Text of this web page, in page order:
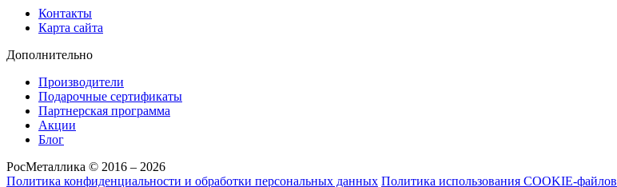
Контакты
Карта сайта
Дополнительно
Производители
Подарочные сертификаты
Партнерская программа
Акции
Блог
РосМеталлика © 2016 – 2026
Политика конфиденциальности и обработки персональных данных Политика использования COOKIE-файлов